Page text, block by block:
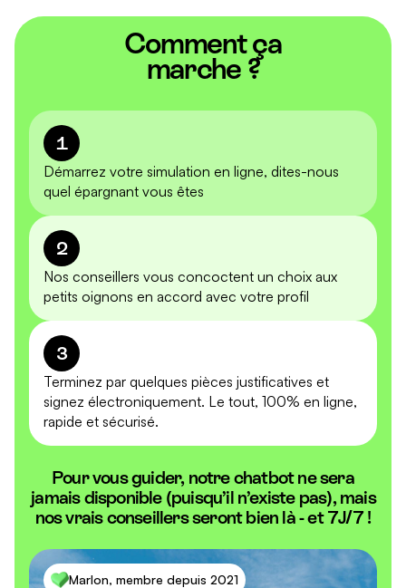
Marlon, membre depuis 2021
Comment ça
marche ?
1
Démarrez votre simulation en ligne, dites-nous
quel épargnant vous êtes
2
Nos conseillers vous concoctent un choix aux
petits oignons en accord avec votre profil
3
Terminez par quelques pièces justificatives et
signez électroniquement. Le tout, 100% en ligne,
rapide et sécurisé.
Pour vous guider, notre chatbot ne sera
jamais disponible (puisqu’il n’existe pas), mais
nos vrais conseillers seront bien là - et 7J/7 !